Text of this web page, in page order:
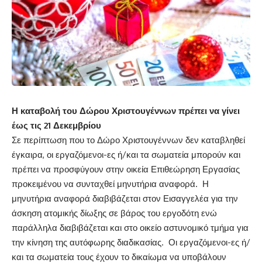
Η καταβολή του Δώρου Χριστουγέννων πρέπει να γίνει
έως τις 21 Δεκεμβρίου
Σε περίπτωση που το Δώρο Χριστουγέννων δεν καταβληθεί
έγκαιρα, οι εργαζόμενοι-ες ή/και τα σωματεία μπορούν και
πρέπει να προσφύγουν στην οικεία Επιθεώρηση Εργασίας
προκειμένου να συνταχθεί μηνυτήρια αναφορά. Η
μηνυτήρια αναφορά διαβιβάζεται στον Εισαγγελέα για την
άσκηση ατομικής δίωξης σε βάρος του εργοδότη ενώ
παράλληλα διαβιβάζεται και στο οικείο αστυνομικό τμήμα για
την κίνηση της αυτόφωρης διαδικασίας. Οι εργαζόμενοι-ες ή/
και τα σωματεία τους έχουν το δικαίωμα να υποβάλουν